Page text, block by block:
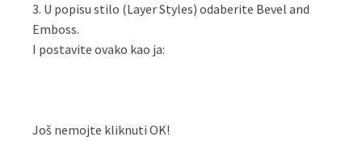
3. U popisu stilo (Layer Styles) odaberite Bevel and
Emboss.
I postavite ovako kao ja:
Još nemojte kliknuti OK!